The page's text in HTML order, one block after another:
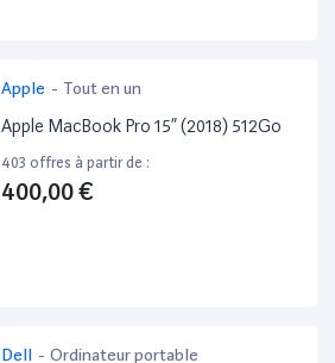
Apple - Tout en un
Apple MacBook Pro 15” (2018) 512Go
403 offres à partir de :
400,00 €
Dell - Ordinateur portable